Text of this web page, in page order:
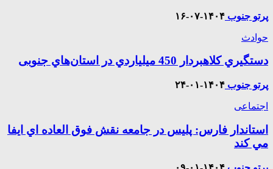
پرتو جنوب ۱۴۰۴-۰۷-۱۶
حوادث
دستگيري کلاهبردار 450 ميلياردي در استان‌هاي جنوبی
پرتو جنوب ۱۴۰۴-۰۱-۲۴
اجتماعی
استاندار فارس: پليس در جامعه نقش فوق العاده اي ايفا
مي کند